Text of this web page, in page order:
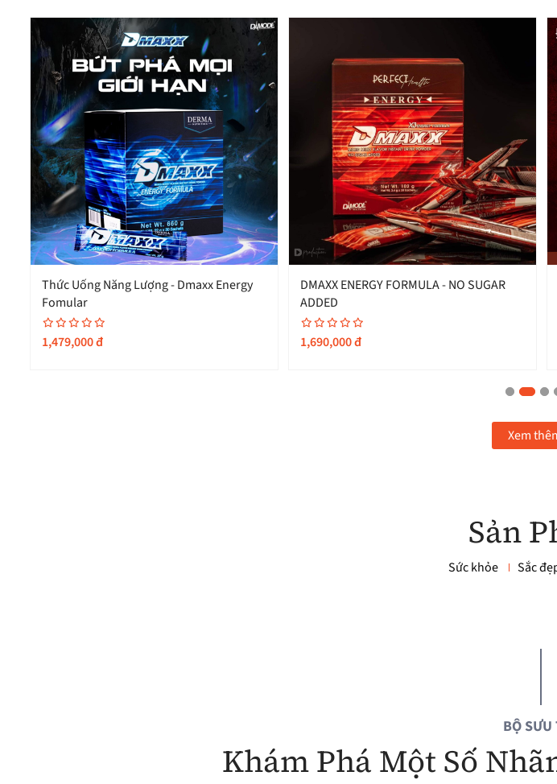
Thức Uống Năng Lượng - Dmaxx Energy
Fomular
1,479,000đ
DMAXX ENERGY FORMULA - NO SUGAR
ADDED
1,690,000đ
Xem
Sản
Sức khỏe Sắc
BỘ SƯU
Khám Phá Một Số